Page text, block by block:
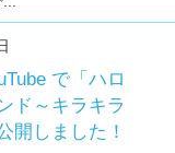
で「ハロ
ド～キラキラ
開しました！